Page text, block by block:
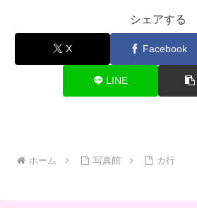
シェアする
X Facebook
LINE
ホーム 写真館 カ行